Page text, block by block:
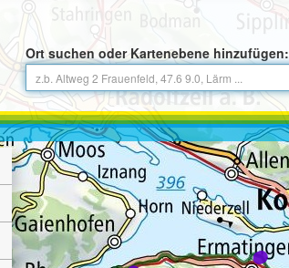
Ort suchen oder Kartenebene hinzufügen: